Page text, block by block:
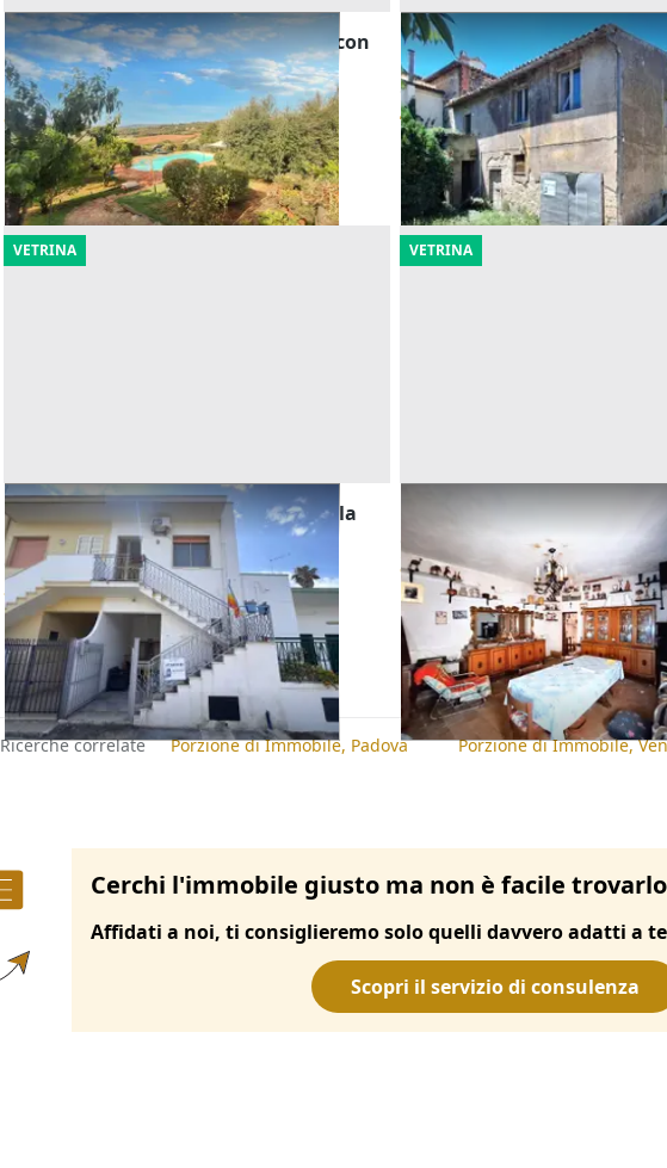
Asta Quota 1/2 di porzione di casa con
piscina, rimessa e terreni agricoli
Todi (Perugia)
Offerta minima
30.316 €
23/09/2026
Asta Abitazione da
a chiesa
Orvieto (Terni)
Offerta minima
40.490 €
23/10/2026
VETRINA
Asta Appartamento duplex con scala
scoperta
Squinzano (Lecce)
Offerta minima
22.875 €
13/10/2026
VETRINA
Asta Abitazione
Enna (Enna)
31.256 €
16/10/2026
Ricerche correlate Porzione di Immobile, Padova Porzione di Immobile,
Cerchi l'immobile giusto ma non è facile
Affidati a noi, ti consiglieremo solo quelli davvero adatti a te
Scopri il servizio di consulenza